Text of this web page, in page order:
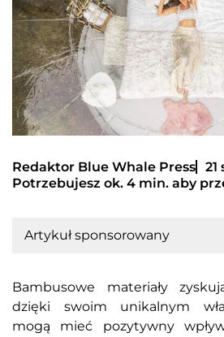
Redaktor Blue Whale Press
21
Potrzebujesz ok. 4 min. aby
Artykuł sponsorowany
Bambusowe materiały
dzięki swoim unikalnym
mogą mieć pozytywny